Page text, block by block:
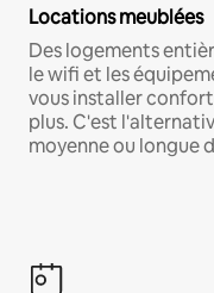
Locations meublées
Des logements
le wifi et les
vous installer
plus. C'est
moyenne ou longue